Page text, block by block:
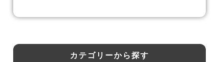
カテゴリーから探す